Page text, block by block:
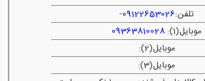
تلفن:09122653026
-
موبایل(1):
09363810028
موبایل(2):
موبایل(3):